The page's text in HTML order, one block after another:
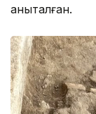
анықталған.